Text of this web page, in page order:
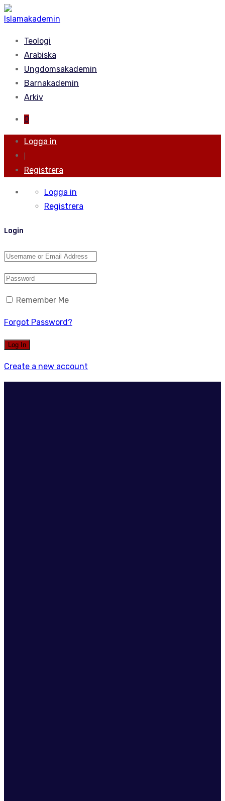
Teologi
Arabiska
Ungdomsakademin
Barnakademin
Arkiv
0
Logga in
Registrera
Logga in
Registrera
Login
Remember Me
Forgot Password?
Create a new account